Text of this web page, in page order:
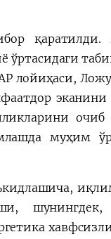
қаратилди.
лойиҳаси,
эканини
муҳим
шунингдек,